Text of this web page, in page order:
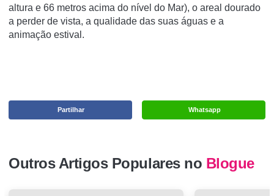
altura e 66 metros acima do nível do Mar), o areal dourado
a perder de vista, a qualidade das suas águas e a
animação estival.
Whatsapp
Partilhar
Outros Artigos Populares no Blogue